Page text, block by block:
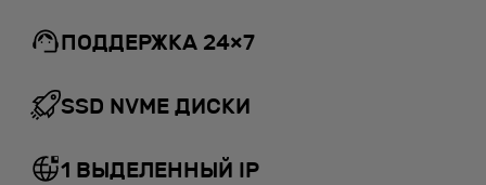
ПОДДЕРЖКА 24×7
SSD NVME ДИСКИ
1 ВЫДЕЛЕННЫЙ IP